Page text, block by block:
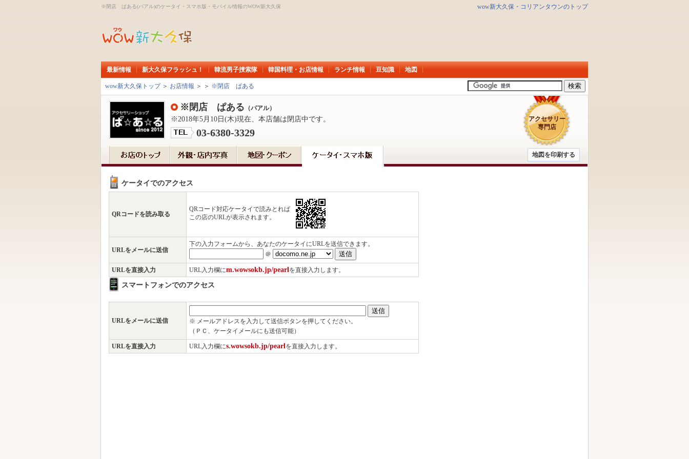
※閉店 ぱある(パアル)のケータイ・スマホ版・モバイル情報のWOW新大久保 wow新大久保・コリアンタウンのトップ
最新情報 新大久保フラッシュ！ 韓流男子捜索隊 韓国料理・お店情報 ランチ情報 豆知識 地図
wow新大久保トップ＞ お店情報 ＞ ＞ ※閉店 ぱある
アクセサリー
専門店
※閉店 ぱある （パアル）
※2018年5月10日(木)現在、本店舗は閉店中です。
03-6380-3329
地図を印刷する
ケータイでのアクセス
QRコードを読み取る
QRコード対応ケータイで読みとれば
この店のURLが表示されます。
URLをメールに送信
下の入力フォームから、あなたのケータイにURLを送信できます。
＠
URLを直接入力 URL入力欄にm.wowsokb.jp/pearlを直接入力します。
スマートフォンでのアクセス
URLをメールに送信
※ メールアドレスを入力して送信ボタンを押してください。
（ＰＣ、ケータイメールにも送信可能）
URLを直接入力 URL入力欄にs.wowsokb.jp/pearlを直接入力します。